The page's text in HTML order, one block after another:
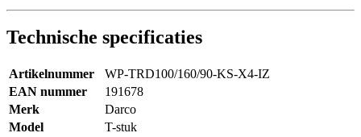
Technische specificaties
Artikelnummer
WP-TRD100/160/90-KS-X4-IZ
EAN nummer
191678
Merk
Darco
Model
T-stuk